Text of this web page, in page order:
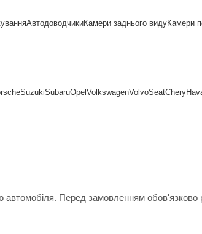
АвтодоводчикиКамери заднього видуКамери
SuzukiSubaruOpel VolkswagenVolvoSeatChery
автомобіля. Перед замовленням